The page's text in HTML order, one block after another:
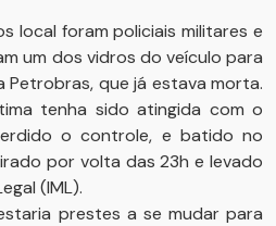
local foram policiais militares e
um dos vidros do veículo para
que já estava morta.
tenha sido atingida com o
o controle, e batido no
por volta das 23h e levado
(IML).
prestes a se mudar para